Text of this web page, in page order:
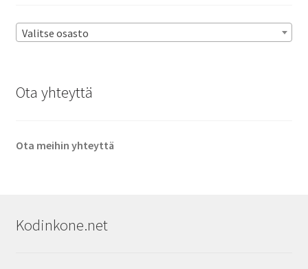
Valitse osasto
Ota yhteyttä
Ota meihin yhteyttä
Kodinkone.net